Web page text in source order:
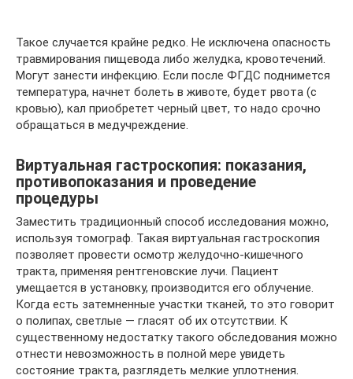
Такое случается крайне редко. Не исключена опасность
травмирования пищевода либо желудка, кровотечений.
Могут занести инфекцию. Если после ФГДС поднимется
температура, начнет болеть в животе, будет рвота (с
кровью), кал приобретет черный цвет, то надо срочно
обращаться в медучреждение.
Виртуальная гастроскопия: показания,
противопоказания и проведение
процедуры
Заместить традиционный способ исследования можно,
используя томограф. Такая виртуальная гастроскопия
позволяет провести осмотр желудочно-кишечного
тракта, применяя рентгеновские лучи. Пациент
умещается в установку, производится его облучение.
Когда есть затемненные участки тканей, то это говорит
о полипах, светлые — гласят об их отсутствии. К
существенному недостатку такого обследования можно
отнести невозможность в полной мере увидеть
состояние тракта, разглядеть мелкие уплотнения.